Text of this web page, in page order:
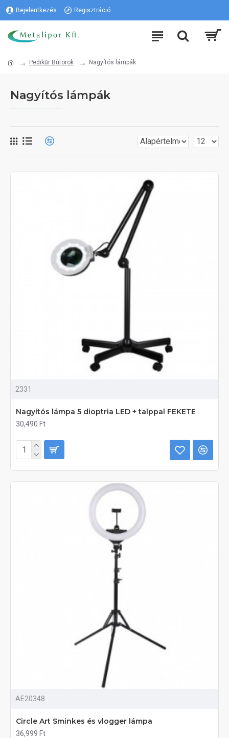
Bejelentkezés Regisztráció
Pedikűr Bútorok Nagyítós lámpák
Nagyítós lámpák
2331
Nagyítós lámpa 5 dioptria LED + talppal FEKETE
30,490 Ft
AE20348
Circle Art Sminkes és vlogger lámpa
36,999 Ft